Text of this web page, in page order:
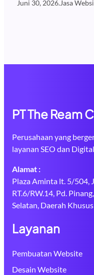
Juni 30, 2026.Jasa
PT The Ream
Perusahaan yang
layanan SEO dan
Alamat :
Plaza Aminta lt. 5/504,
RT.6/RW.14, Pd.
Selatan, Daerah
Layanan
Pembuatan Website
Desain Website